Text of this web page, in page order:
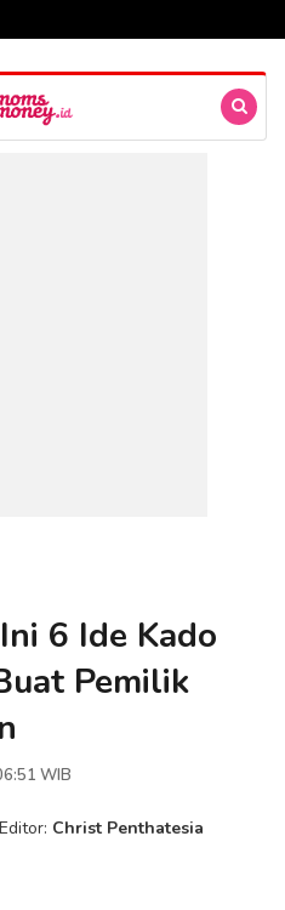
6 Ide Kado
Pemilik
WIB
Editor: Christ Penthatesia